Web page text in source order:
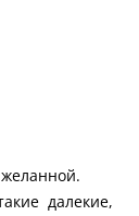
далекие,